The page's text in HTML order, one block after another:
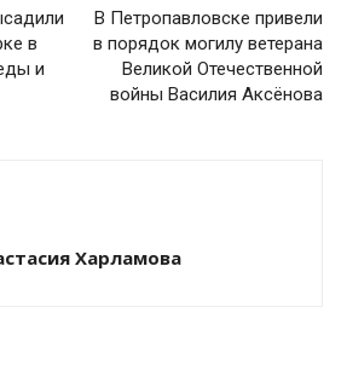
в
и
В Петропавловске привели
в порядок могилу ветерана
Великой Отечественной
войны Василия Аксёнова
Харламова